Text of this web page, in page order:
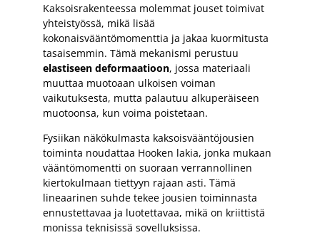
Kaksoisrakenteessa molemmat jouset toimivat
yhteistyössä, mikä lisää
kokonaisvääntömomenttia ja jakaa kuormitusta
tasaisemmin. Tämä mekanismi perustuu
elastiseen deformaatioon, jossa materiaali
muuttaa muotoaan ulkoisen voiman
vaikutuksesta, mutta palautuu alkuperäiseen
muotoonsa, kun voima poistetaan.
Fysiikan näkökulmasta kaksoisvääntöjousien
toiminta noudattaa Hooken lakia, jonka mukaan
vääntömomentti on suoraan verrannollinen
kiertokulmaan tiettyyn rajaan asti. Tämä
lineaarinen suhde tekee jousien toiminnasta
ennustettavaa ja luotettavaa, mikä on kriittistä
monissa teknisissä sovelluksissa.